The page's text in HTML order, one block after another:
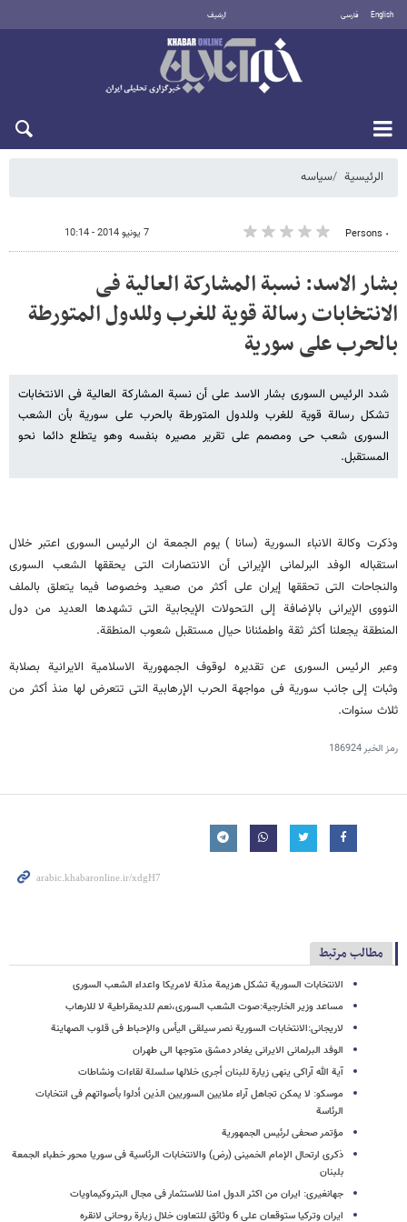
English فارسی أرشيف
الرئيسية سیاسه
٠ Persons 7 يونيو 2014 - 10:14
بشار الاسد: نسبة المشارکة العالیة فی
الانتخابات رسالة قویة للغرب وللدول المتورطة
بالحرب علی سوریة
شدد الرئیس السوری بشار الاسد علی أن نسبة المشارکة العالیة فی الانتخابات
تشکل رسالة قویة للغرب وللدول المتورطة بالحرب علی سوریة بأن الشعب
السوری شعب حی ومصمم علی تقریر مصیره بنفسه وهو یتطلع دائما نحو
المستقبل.
وذکرت وکالة الانباء السوریة (سانا ) یوم الجمعة ان الرئیس السوری اعتبر خلال
استقباله الوفد البرلمانی الإیرانی أن الانتصارات التی یحققها الشعب السوری
والنجاحات التی تحققها إیران علی أکثر من صعید وخصوصا فیما یتعلق بالملف
النووی الإیرانی بالإضافة إلی التحولات الإیجابیة التی تشهدها العدید من دول
المنطقة یجعلنا أکثر ثقة واطمئنانا حیال مستقبل شعوب المنطقة.
وعبر الرئیس السوری عن تقدیره لوقوف الجمهوریة الاسلامیة الایرانیة بصلابة
وثبات إلی جانب سوریة فی مواجهة الحرب الإرهابیة التی تتعرض لها منذ أکثر من
ثلاث سنوات.
رمز الخبر186924
مطالب مرتبط
الانتخابات السوریة تشکل هزیمة مذلة لامریکا واعداء الشعب السوری
مساعد وزیر الخارجیة:صوت الشعب السوری،نعم للدیمقراطیة لا للارهاب
لاریجانی:الانتخابات السوریة نصر سیلقی الیأس والإحباط فی قلوب الصهاینة
الوفد البرلمانی الایرانی یغادر دمشق متوجها الی طهران
آیة الله آراکی ینهی زیارة للبنان أجری خلالها سلسلة لقاءات ونشاطات
موسکو: لا یمکن تجاهل آراء ملایین السوریین الذین أدلوا بأصواتهم فی انتخابات
الرئاسة
مؤتمر صحفی لرئیس الجمهوریة
ذکری ارتحال الإمام الخمینی (رض) والانتخابات الرئاسیة فی سوریا محور خطباء الجمعة
بلبنان
جهانغیری: ایران من اکثر الدول امنا للاستثمار فی مجال البتروکیماویات
ایران وترکیا ستوقعان علی 6 وثائق للتعاون خلال زیارة روحانی لانقره